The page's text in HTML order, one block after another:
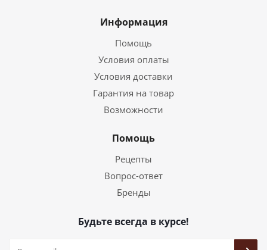
Информация
Помощь
Условия оплаты
Условия доставки
Гарантия на товар
Возможности
Помощь
Рецепты
Вопрос-ответ
Бренды
Будьте всегда в курсе!